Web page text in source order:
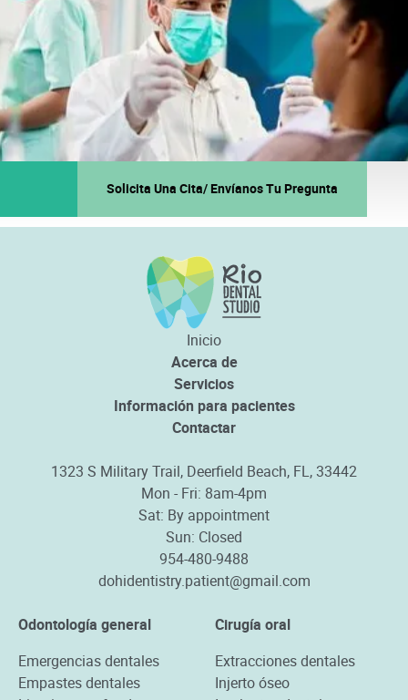
Solicita Una Cita/ Envíanos Tu Pregunta
1323 S Military Trail, Deerfield Beach, FL, 33442
Mon - Fri: 8am-4pm
Sat: By appointment
Sun: Closed
954-480-9488
dohidentistry.patient@gmail.com
Inicio
Acerca de
Servicios
Información para pacientes
Contactar
Odontología general
Emergencias dentales
Empastes dentales
Cirugía oral
Extracciones dentales
Injerto óseo